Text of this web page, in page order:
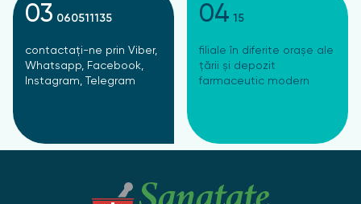
03 060511135
contactați-ne prin Viber,
Whatsapp, Facebook,
Instagram, Telegram
04 15
filiale în diferite orașe ale
țării și depozit
farmaceutic modern